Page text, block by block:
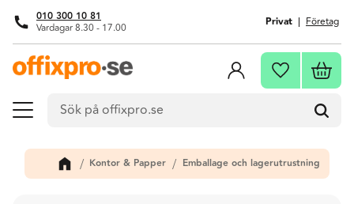
Meny
010 300 10 81
Vardagar 8.30 - 17.00 Privat Företag
Favoriter
Kontor & Papper Emballage och lagerutrustning